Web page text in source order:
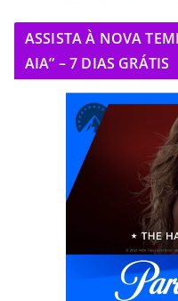
ASSISTA À NOVA
AIA” – 7 DIAS GRÁTIS